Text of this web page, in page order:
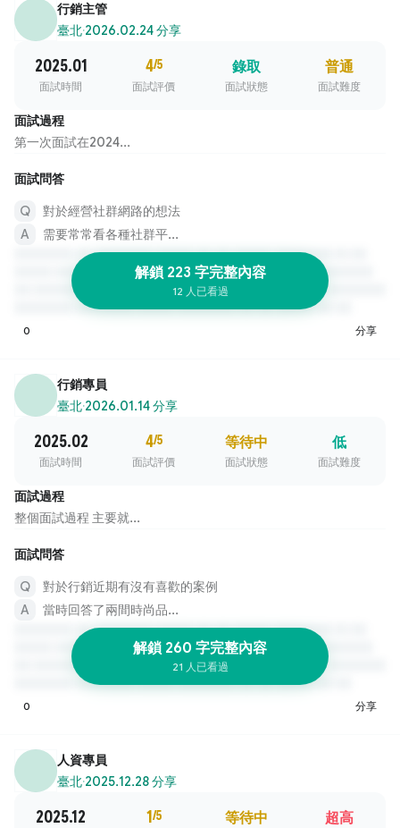
行銷主管
臺北·2026.02.24 分享
2025.01
面試時間
4/5
面試評價
錄取
面試狀態
普通
面試難度
面試過程
第一次面試在2024...
面試問答
對於經營社群網路的想法
需要常常看各種社群平...
解鎖 223 字完整內容
12 人已看過
0 分享
行銷專員
臺北·2026.01.14 分享
2025.02
面試時間
4/5
面試評價
等待中
面試狀態
低
面試難度
面試過程
整個面試過程 主要就...
面試問答
對於行銷近期有沒有喜歡的案例
當時回答了兩間時尚品...
解鎖 260 字完整內容
21 人已看過
0 分享
人資專員
臺北·2025.12.28 分享
2025.12 1/5 等待中 超高